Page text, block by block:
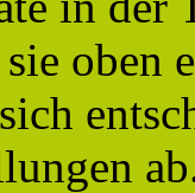
oben